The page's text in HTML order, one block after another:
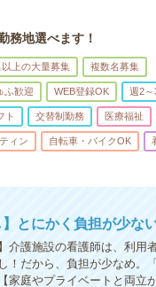
務地選べます！
以上の大量募集 複数名募集
ふ歓迎 WEB登録OK 週2～
ト 交替制勤務 医療福祉
ィン 自転車・バイクOK
とにかく負担が少な
介護施設の看護師は、利用
！だから、負担が少なめ。
家庭やプライベートと両立